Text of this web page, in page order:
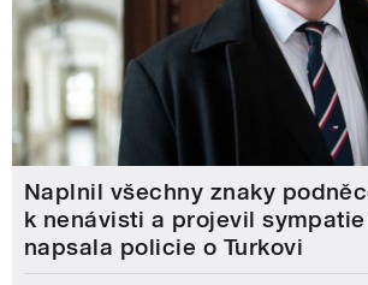
Naplnil všechny znaky
k nenávisti a projevil
napsala policie o Turkovi